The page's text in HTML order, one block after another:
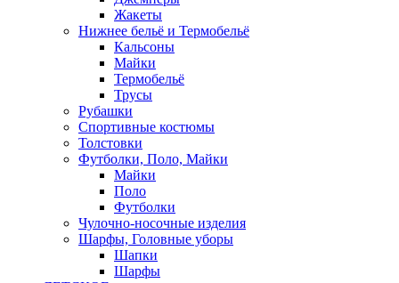
Жакеты
Нижнее бельё и Термобельё
Кальсоны
Майки
Термобельё
Трусы
Рубашки
Спортивные костюмы
Толстовки
Футболки, Поло, Майки
Майки
Поло
Футболки
Чулочно-носочные изделия
Шарфы, Головные уборы
Шапки
Шарфы